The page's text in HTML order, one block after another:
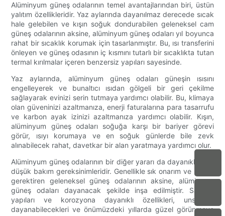
Alüminyum güneş odalarının temel avantajlarından biri, üstün
yalıtım özellikleridir. Yaz aylarında dayanılmaz derecede sıcak
hale gelebilen ve kışın soğuk dondurabilen geleneksel cam
güneş odalarının aksine, alüminyum güneş odaları yıl boyunca
rahat bir sıcaklık korumak için tasarlanmıştır. Bu, ısı transferini
önleyen ve güneş odasının iç kısmını tutarlı bir sıcaklıkta tutan
termal kırılmalar içeren benzersiz yapıları sayesinde.
Yaz aylarında, alüminyum güneş odaları güneşin ısısını
engelleyerek ve bunaltıcı ısıdan gölgeli bir geri çekilme
sağlayarak evinizi serin tutmaya yardımcı olabilir. Bu, klimaya
olan güveninizi azaltmanıza, enerji faturalarına para tasarrufu
ve karbon ayak izinizi azaltmanıza yardımcı olabilir. Kışın,
alüminyum güneş odaları soğuğa karşı bir bariyer görevi
görür, ısıyı korumaya ve en soğuk günlerde bile zevk
alınabilecek rahat, davetkar bir alan yaratmaya yardımcı olur.
Alüminyum güneş odalarının bir diğer yararı da dayanıklılık ve
düşük bakım gereksinimleridir. Genellikle sık onarım ve bakım
gerektiren geleneksel güneş odalarının aksine, alüminyum
güneş odaları dayanacak şekilde inşa edilmiştir. Sağlam
yapıları ve korozyona dayanıklı özellikleri, unsurlara
dayanabilecekleri ve önümüzdeki yıllarda güzel görünmeye